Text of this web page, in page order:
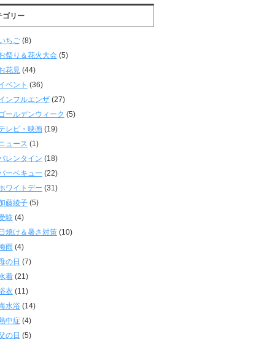
ゴリー
ちご(8)
祭り＆花火大会(5)
花見(44)
ベント (36)
ンフルエンザ(27)
ールデンウィーク (5)
レビ・映画(19)
ュース (1)
レンタイン (18)
ーベキュー (22)
ワイトデー (31)
藤綾子(5)
験(4)
焼け＆暑さ対策(10)
雨(4)
の日 (7)
着(21)
衣(11)
水浴(14)
中症(4)
の日 (5)